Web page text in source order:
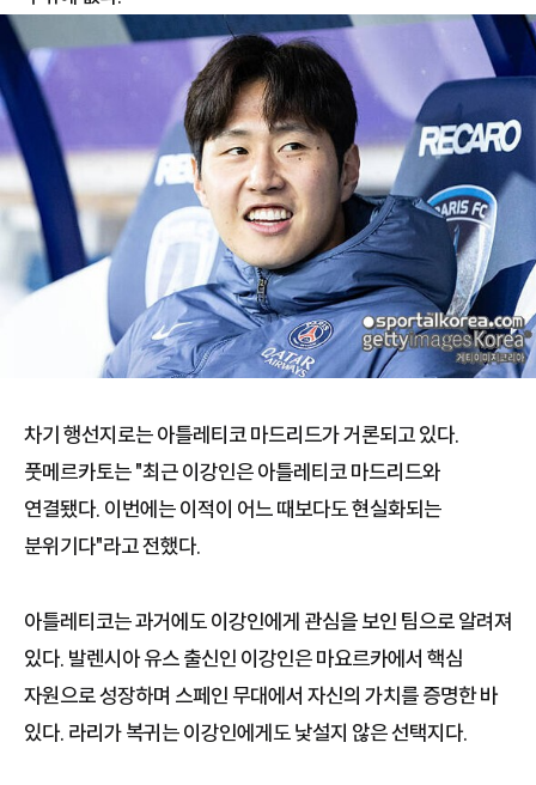
차기 행선지로는 아틀레티코 마드리드가 거론되고 있다.
풋메르카토는 "최근 이강인은 아틀레티코 마드리드와
연결됐다. 이번에는 이적이 어느 때보다도 현실화되는
분위기다"라고 전했다.
아틀레티코는 과거에도 이강인에게 관심을 보인 팀으로 알려져
있다. 발렌시아 유스 출신인 이강인은 마요르카에서 핵심
자원으로 성장하며 스페인 무대에서 자신의 가치를 증명한 바
있다. 라리가 복귀는 이강인에게도 낯설지 않은 선택지다.